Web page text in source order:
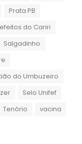
Prata PB
do Cariri
Salgadinho
do Umbuzeiro
Selo Unifef
Tenório
vacina